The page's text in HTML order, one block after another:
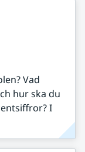
Vad
hur ska du
I